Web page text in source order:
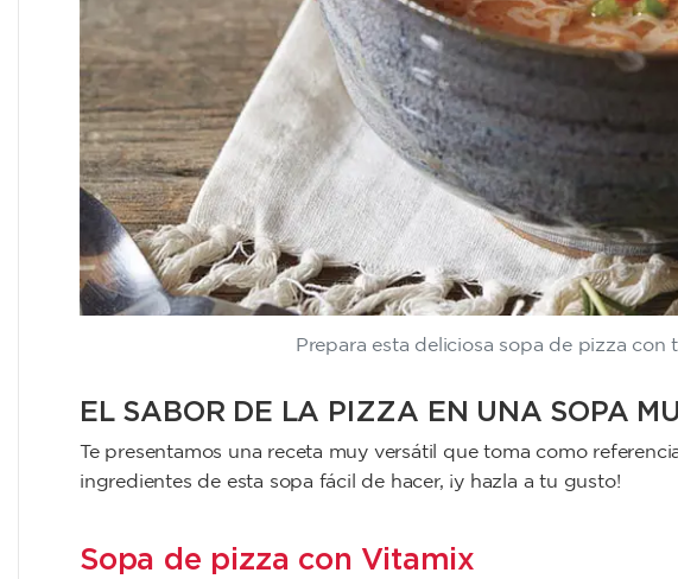
Prepara esta deliciosa sopa de pizza con
EL SABOR DE LA PIZZA EN UNA SOPA
Te presentamos una receta muy versátil que toma como
ingredientes de esta sopa fácil de hacer, ¡y hazla a tu gusto!
Sopa de pizza con Vitamix